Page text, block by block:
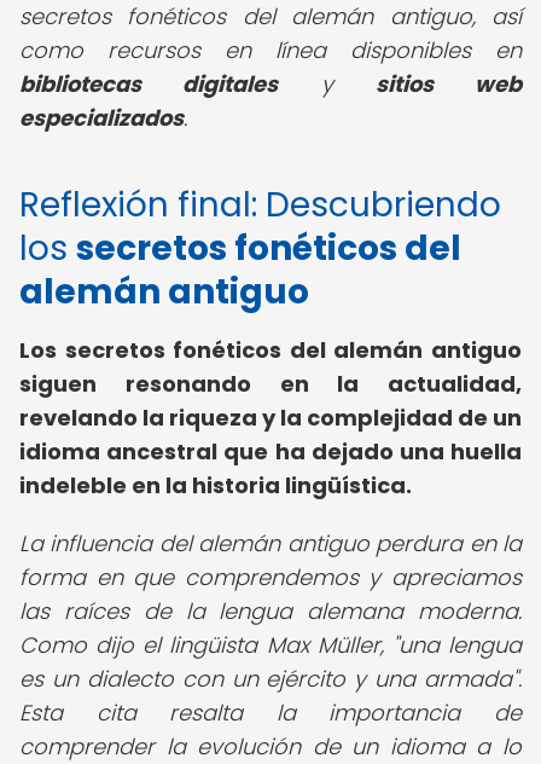
secretos fonéticos del alemán antiguo, así
como recursos en línea disponibles en
bibliotecas digitalesy sitios web
especializados.
Reflexión final: Descubriendo
los secretos fonéticos del
alemán antiguo
Los secretos fonéticos del alemán antiguo
siguen resonando en la actualidad,
revelando la riqueza y la complejidad de un
idioma ancestral que ha dejado una huella
indeleble en la historia lingüística.
La influencia del alemán antiguo perdura en la
forma en que comprendemos y apreciamos
las raíces de la lengua alemana moderna.
Como dijo el lingüista Max Müller, "una lengua
es un dialecto con un ejército y una armada".
Esta cita resalta la importancia de
comprender la evolución de un idioma a lo